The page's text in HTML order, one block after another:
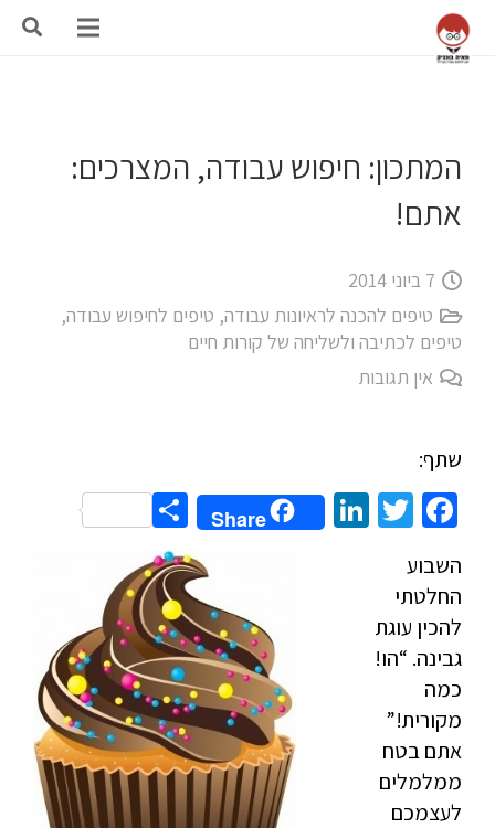
המתכון: חיפוש עבודה, המצרכים:
אתם!
7 ביוני 2014
טיפים להכנה לראיונות עבודה, טיפים לחיפוש עבודה,
טיפים לכתיבה ולשליחה של קורות חיים
אין תגובות
שתף:
Facebook
Twitter
LinkedIn
Share
Share
השבוע
החלטתי
להכין עוגת
גבינה. “הו!
כמה
מקורית!”
אתם בטח
ממלמלים
לעצמכם